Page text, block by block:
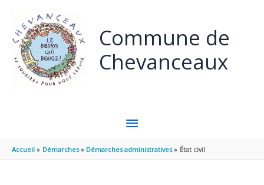
Commune de
Chevanceaux
MENU
PRINCIPAL
Accueil Démarches Démarches administratives État civil